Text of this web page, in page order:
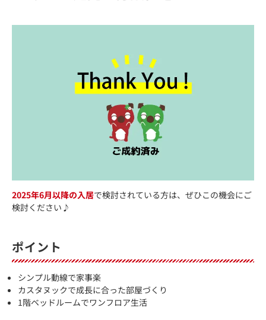
2025年6月以降の入居で検討されている方は、ぜひこの機会にご
検討ください♪
ポイント
シンプル動線で家事楽
カスタヌックで成長に合った部屋づくり
1階ベッドルームでワンフロア生活